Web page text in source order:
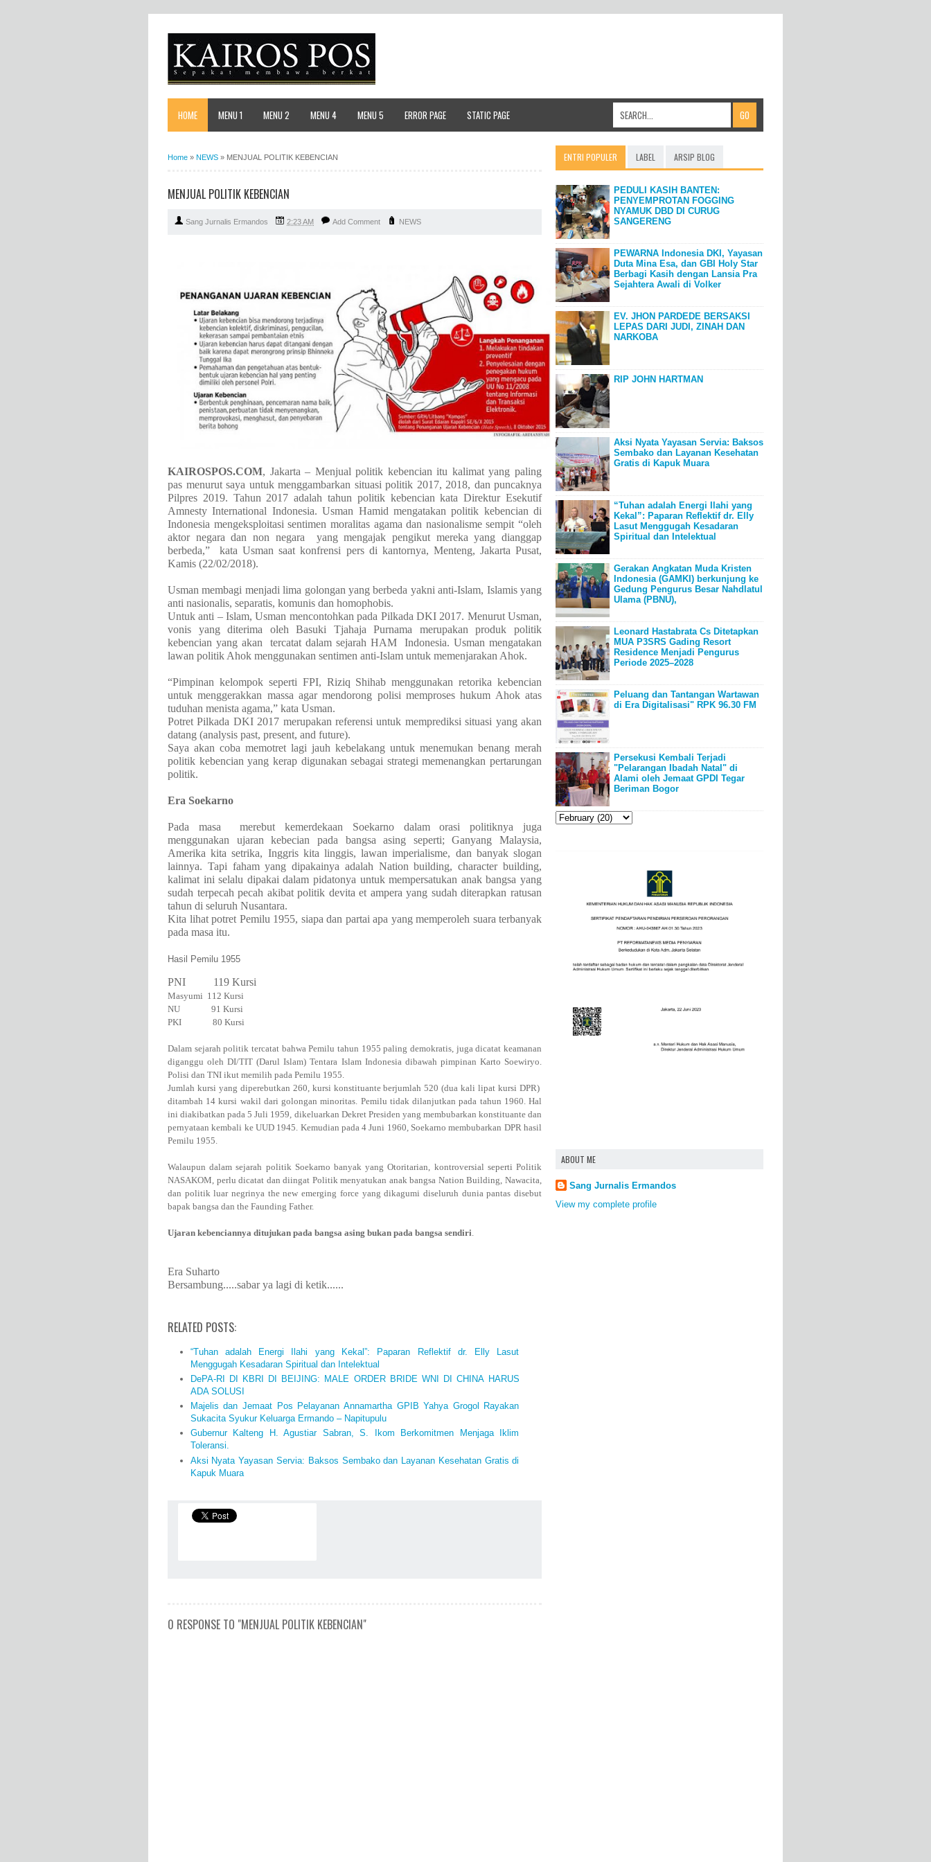
HOME MENU 1 MENU 2 MENU 4 MENU 5 ERROR PAGE STATIC PAGE
Home » NEWS » MENJUAL POLITIK KEBENCIAN
MENJUAL POLITIK KEBENCIAN
Sang Jurnalis Ermandos 2:23 AM Add Comment NEWS
KAIROSPOS.COM, Jakarta – Menjual politik kebencian itu kalimat yang paling
pas menurut saya untuk menggambarkan situasi politik 2017, 2018, dan puncaknya
Pilpres 2019. Tahun 2017 adalah tahun politik kebencian kata Direktur Esekutif
Amnesty International Indonesia. Usman Hamid mengatakan politik kebencian di
Indonesia mengeksploitasi sentimen moralitas agama dan nasionalisme sempit “oleh
aktor negara dan non negara
yang mengajak pengikut mereka yang dianggap
berbeda,”
kata Usman saat konfrensi pers di kantornya, Menteng, Jakarta Pusat,
Kamis (22/02/2018).
Usman membagi menjadi lima golongan yang berbeda yakni anti-Islam, Islamis yang
anti nasionalis, separatis, komunis dan homophobis.
Untuk anti – Islam, Usman mencontohkan pada Pilkada DKI 2017. Menurut Usman,
vonis yang diterima oleh Basuki Tjahaja Purnama merupakan produk politik
kebencian yang akan
tercatat dalam sejarah HAM
Indonesia. Usman mengatakan
lawan politik Ahok menggunakan sentimen anti-Islam untuk memenjarakan Ahok.
“Pimpinan kelompok seperti FPI, Riziq Shihab menggunakan retorika kebencian
untuk menggerakkan massa agar mendorong polisi memproses hukum Ahok atas
tuduhan menista agama,” kata Usman.
Potret Pilkada DKI 2017 merupakan referensi untuk memprediksi situasi yang akan
datang (analysis past, present, and future).
Saya akan coba memotret lagi jauh kebelakang untuk menemukan benang merah
politik kebencian yang kerap digunakan sebagai strategi memenangkan pertarungan
politik.
Era Soekarno
Pada masa
merebut kemerdekaan Soekarno dalam orasi politiknya juga
menggunakan ujaran kebecian pada bangsa asing seperti; Ganyang Malaysia,
Amerika kita setrika, Inggris kita linggis, lawan imperialisme, dan banyak slogan
lainnya. Tapi faham yang dipakainya adalah Nation building, character building,
kalimat ini selalu dipakai dalam pidatonya untuk mempersatukan anak bangsa yang
sudah terpecah pecah akibat politik devita et ampera yang sudah diterapkan ratusan
tahun di seluruh Nusantara.
Kita lihat potret Pemilu 1955, siapa dan partai apa yang memperoleh suara terbanyak
pada masa itu.
Hasil Pemilu 1955
PNI
119 Kursi
Masyumi 112 Kursi
NU 91 Kursi
PKI 80 Kursi
Dalam sejarah politik tercatat bahwa Pemilu tahun 1955 paling demokratis, juga dicatat keamanan
diganggu oleh DI/TIT (Darul Islam) Tentara Islam Indonesia dibawah pimpinan Karto Soewiryo.
Polisi dan TNI ikut memilih pada Pemilu 1955.
Jumlah kursi yang diperebutkan 260, kursi konstituante berjumlah 520 (dua kali lipat kursi DPR)
ditambah 14 kursi wakil dari golongan minoritas. Pemilu tidak dilanjutkan pada tahun 1960. Hal
ini diakibatkan pada 5 Juli 1959, dikeluarkan Dekret Presiden yang membubarkan konstituante dan
pernyataan kembali ke UUD 1945. Kemudian pada 4 Juni 1960, Soekarno membubarkan DPR hasil
Pemilu 1955.
Walaupun dalam sejarah politik Soekarno banyak yang Otoritarian, kontroversial seperti Politik
NASAKOM, perlu dicatat dan diingat Politik menyatukan anak bangsa Nation Building, Nawacita,
dan politik luar negrinya the new emerging force yang dikagumi diseluruh dunia pantas disebut
bapak bangsa dan the Faunding Father.
Ujaran kebenciannya ditujukan pada bangsa asing bukan pada bangsa sendiri.
Era Suharto
Bersambung.....sabar ya lagi di ketik......
RELATED POSTS:
“Tuhan adalah Energi Ilahi yang Kekal”: Paparan Reflektif dr. Elly Lasut
Menggugah Kesadaran Spiritual dan Intelektual
DePA-RI DI KBRI DI BEIJING: MALE ORDER BRIDE WNI DI CHINA HARUS
ADA SOLUSI
Majelis dan Jemaat Pos Pelayanan Annamartha GPIB Yahya Grogol Rayakan
Sukacita Syukur Keluarga Ermando – Napitupulu
Gubernur Kalteng H. Agustiar Sabran, S. Ikom Berkomitmen Menjaga Iklim
Toleransi.
Aksi Nyata Yayasan Servia: Baksos Sembako dan Layanan Kesehatan Gratis di
Kapuk Muara
0 RESPONSE TO "MENJUAL POLITIK KEBENCIAN"
ENTRI POPULER LABEL ARSIP BLOG
PEDULI KASIH BANTEN:
PENYEMPROTAN FOGGING
NYAMUK DBD DI CURUG
SANGERENG
PEWARNA Indonesia DKI, Yayasan
Duta Mina Esa, dan GBI Holy Star
Berbagi Kasih dengan Lansia Pra
Sejahtera Awali di Volker
EV. JHON PARDEDE BERSAKSI
LEPAS DARI JUDI, ZINAH DAN
NARKOBA
RIP JOHN HARTMAN
Aksi Nyata Yayasan Servia: Baksos
Sembako dan Layanan Kesehatan
Gratis di Kapuk Muara
“Tuhan adalah Energi Ilahi yang
Kekal”: Paparan Reflektif dr. Elly
Lasut Menggugah Kesadaran
Spiritual dan Intelektual
Gerakan Angkatan Muda Kristen
Indonesia (GAMKI) berkunjung ke
Gedung Pengurus Besar Nahdlatul
Ulama (PBNU),
Leonard Hastabrata Cs Ditetapkan
MUA P3SRS Gading Resort
Residence Menjadi Pengurus
Periode 2025–2028
Peluang dan Tantangan Wartawan
di Era Digitalisasi" RPK 96.30 FM
Persekusi Kembali Terjadi
"Pelarangan Ibadah Natal" di
Alami oleh Jemaat GPDI Tegar
Beriman Bogor
ABOUT ME
Sang Jurnalis Ermandos
View my complete profile